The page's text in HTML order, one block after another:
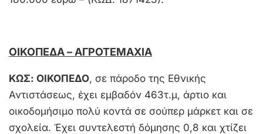
ΟΙΚΟΠΕΔΑ – ΑΓΡΟΤΕΜΑΧΙΑ
ΚΩΣ: ΟΙΚΟΠΕΔΟ, σε πάροδο της Εθνικής
Αντιστάσεως, έχει εμβαδόν 463τ.μ, άρτιο και
οικοδομήσιμο πολύ κοντά σε σούπερ μάρκετ και σε
σχολεία. Έχει συντελεστή δόμησης 0,8 και χτίζει